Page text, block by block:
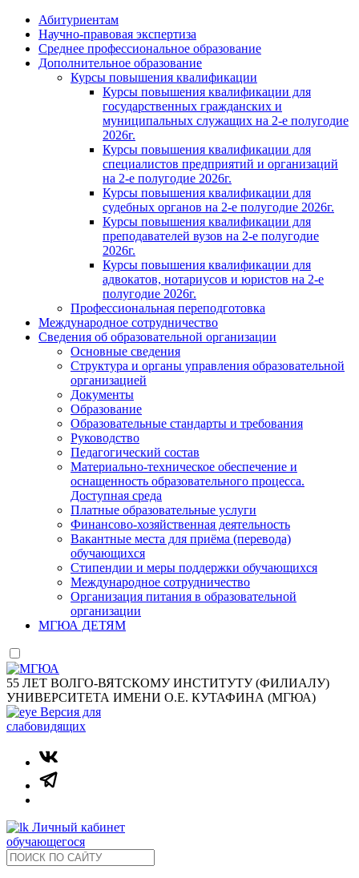
Абитуриентам
Научно-правовая экспертиза
Cреднее профессиональное образование
Дополнительное образование
Курсы повышения квалификации
Курсы повышения квалификации для
государственных гражданских и
муниципальных служащих на 2-е полугодие
2026г.
Курсы повышения квалификации для
специалистов предприятий и организаций
на 2-е полугодие 2026г.
Курсы повышения квалификации для
судебных органов на 2-е полугодие 2026г.
Курсы повышения квалификации для
преподавателей вузов на 2-е полугодие
2026г.
Курсы повышения квалификации для
адвокатов, нотариусов и юристов на 2-е
полугодие 2026г.
Профессиональная переподготовка
Международное сотрудничество
Сведения об образовательной организации
Основные сведения
Структура и органы управления образовательной
организацией
Документы
Образование
Образовательные стандарты и требования
Руководство
Педагогический состав
Материально-техническое обеспечение и
оснащенность образовательного процесса.
Доступная среда
Платные образовательные услуги
Финансово-хозяйственная деятельность
Вакантные места для приёма (перевода)
обучающихся
Стипендии и меры поддержки обучающихся
Международное сотрудничество
Организация питания в образовательной
организации
МГЮА ДЕТЯМ
55 ЛЕТ ВОЛГО-ВЯТСКОМУ ИНСТИТУТУ (ФИЛИАЛУ)
УНИВЕРСИТЕТА ИМЕНИ О.Е. КУТАФИНА (МГЮА)
Версия для
слабовидящих
Личный кабинет
обучающегося